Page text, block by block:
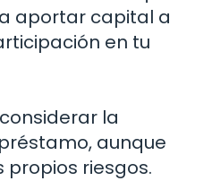
aportar capital a
en tu
la
aunque
propios riesgos.